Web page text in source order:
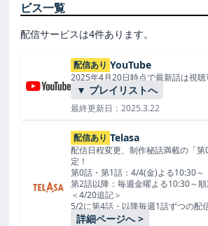
ビス一覧
配信サービスは4件あります。
配信あり YouTube
2025年4月20日時点で最新話は視聴
▼ プレイリストへ
最終更新日：2025.3.22
配信あり Telasa
配信日程変更、制作秘話満載の「
定！
第0話・第1話：4/4(金)よる10:30～
第2話以降：毎週金曜よる10:30～
＜4/20追記＞
5/2に第4話・以降毎週1話ずつの配
詳細ページへ >